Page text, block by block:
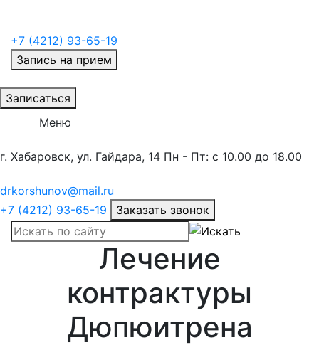
+7 (4212) 93-65-19
Запись на прием
Записаться
Меню
г. Хабаровск, ул. Гайдара, 14 Пн - Пт: с 10.00 до 18.00
drkorshunov@mail.ru
+7 (4212) 93-65-19
Заказать звонок
Лечение
контрактуры
Дюпюитрена